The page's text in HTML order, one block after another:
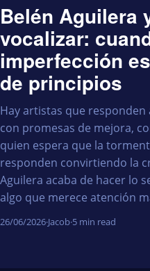
Belén Aguilera
vocalizar:
imperfección
de principios
Hay artistas que responden
con promesas de mejora,
quien espera que la
responden convirtiendo la
Aguilera acaba de hacer lo
algo que merece atención
26/06/2026·Jacob·5 min read